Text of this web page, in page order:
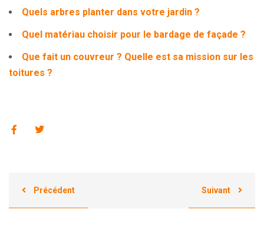
Quels arbres planter dans votre jardin ?
Quel matériau choisir pour le bardage de façade ?
Que fait un couvreur ? Quelle est sa mission sur les
toitures ?
Précédent Suivant